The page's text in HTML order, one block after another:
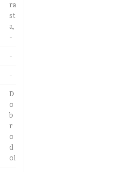
ra
st
a,
-
-
-
D
o
b
r
o
d
ol